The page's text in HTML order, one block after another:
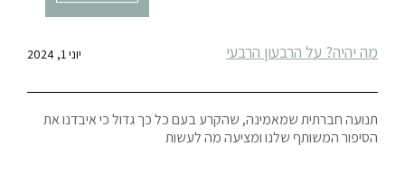
מה יהיה? על הרבעון הרבעי יוני 1, 2024
תנועה חברתית שמאמינה, שהקרע בעם כל כך גדול כי איבדנו את
הסיפור המשותף שלנו ומציעה מה לעשות